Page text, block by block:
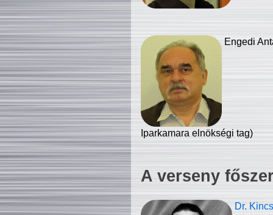
Engedi
Iparkamara elnökségi tag)
A verseny
Dr.